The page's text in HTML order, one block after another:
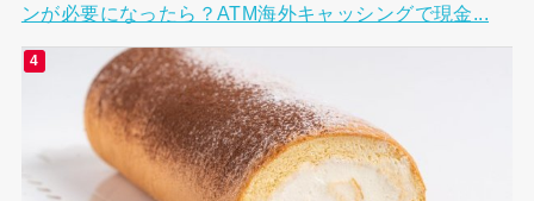
ンが必要になったら？ATM海外キャッシングで現金...